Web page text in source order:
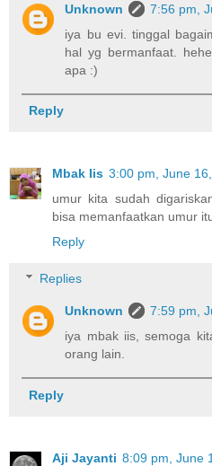
Unknown
7:56 pm,
iya bu evi. tinggal
hal yg bermanfaat.
apa :)
Reply
Mbak Iis 3:00 pm, June
umur kita sudah
bisa memanfaatkan umur
Reply
Replies
Unknown
7:59 pm,
iya mbak iis, semoga
orang lain.
Reply
Aji Jayanti 8:09 pm, June